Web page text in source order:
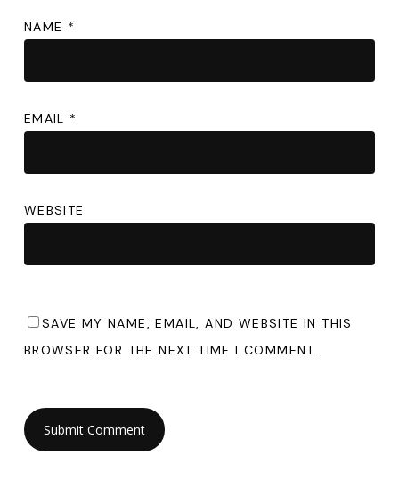
NAME *
EMAIL *
WEBSITE
SAVE MY NAME, EMAIL, AND WEBSITE IN THIS
BROWSER FOR THE NEXT TIME I COMMENT.